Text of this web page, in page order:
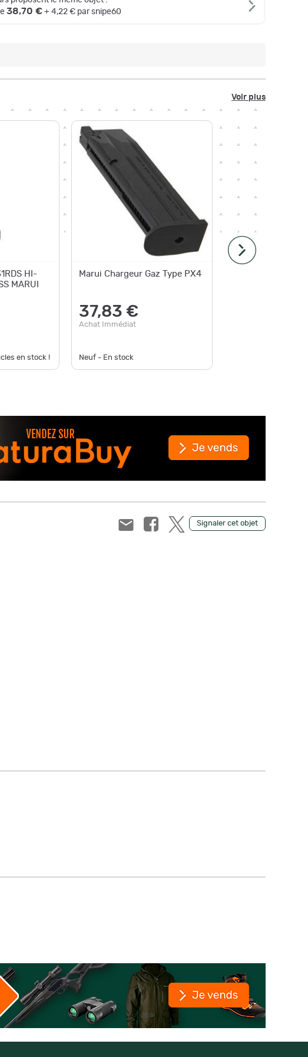
38,70 € + 4,22 € par snipe60
Voir plus
HI-
MARUI
en stock !
Marui Chargeur Gaz Type PX4
37,83 €
Achat Immédiat
Neuf - En stock
Signaler cet objet